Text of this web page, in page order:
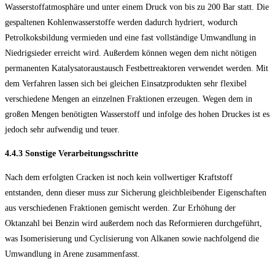
Wasserstoffatmosphäre und unter einem Druck von bis zu 200 Bar statt. Die
gespaltenen Kohlenwasserstoffe werden dadurch hydriert, wodurch
Petrolkoksbildung vermieden und eine fast vollständige Umwandlung in
Niedrigsieder erreicht wird. Außerdem können wegen dem nicht nötigen
permanenten Katalysatoraustausch Festbettreaktoren verwendet werden. Mit
dem Verfahren lassen sich bei gleichen Einsatzprodukten sehr flexibel
verschiedene Mengen an einzelnen Fraktionen erzeugen. Wegen dem in
großen Mengen benötigten Wasserstoff und infolge des hohen Druckes ist es
jedoch sehr aufwendig und teuer.
4.4.3 Sonstige Verarbeitungsschritte
Nach dem erfolgten Cracken ist noch kein vollwertiger Kraftstoff
entstanden, denn dieser muss zur Sicherung gleichbleibender Eigenschaften
aus verschiedenen Fraktionen gemischt werden. Zur Erhöhung der
Oktanzahl bei Benzin wird außerdem noch das Reformieren durchgeführt,
was Isomerisierung und Cyclisierung von Alkanen sowie nachfolgend die
Umwandlung in Arene zusammenfasst.